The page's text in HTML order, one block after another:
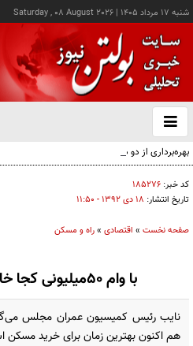
شنبه ۱۷ مرداد ۱۴۰۵ |
Saturday , 08 August 2026
باز
و
بهره‌برداری از دو دستگاه جدید پرس صابون در پاكسان
کد خبر: ۱۸۵۲۷۶
تاریخ انتشار: ۱۸ دی ۱۳۹۲ - ۱۱:۵۰
صفحه نخست » اقتصادی »راه و مسکن
با وام 50میلیونی کجا خانه بگیریم؟+جدول
نایب رئیس کمیسیون عمران مجلس
هم اکنون بهترین زمان برای خرید مسکن